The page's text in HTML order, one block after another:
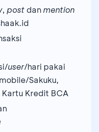
, post danmention
user/hari pakai
Sakuku,
Kredit BCA